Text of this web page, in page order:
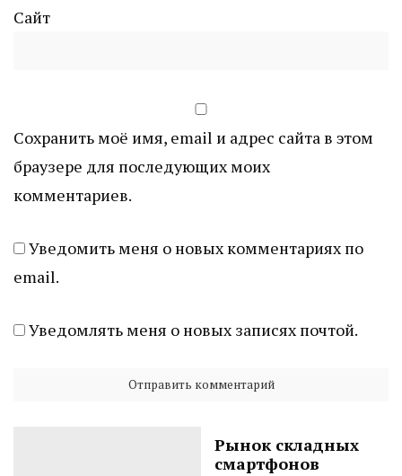
Сайт
Сохранить моё имя, email и адрес сайта в этом
браузере для последующих моих
комментариев.
Уведомить меня о новых комментариях по
email.
Уведомлять меня о новых записях почтой.
Рынок складных
смартфонов